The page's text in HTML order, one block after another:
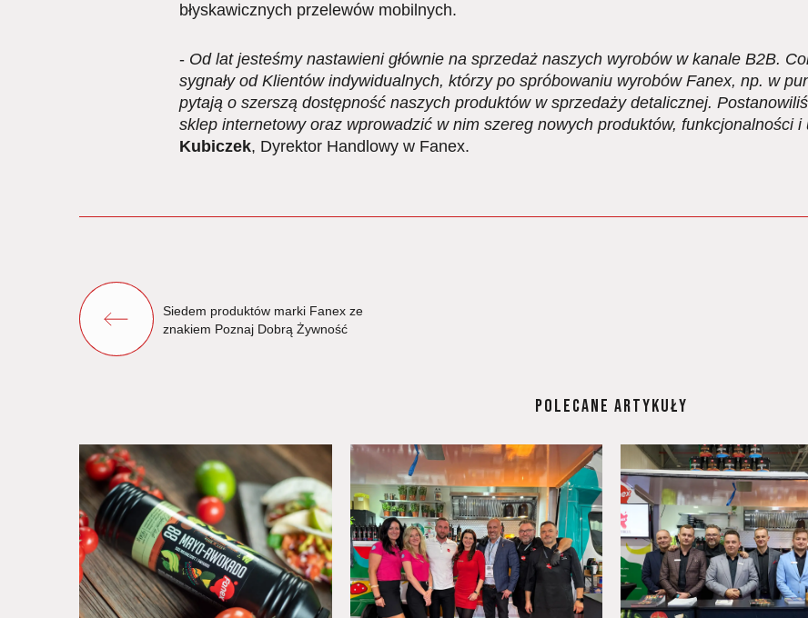
błyskawicznych przelewów mobilnych.
- Od lat jesteśmy nastawieni głównie na sprzedaż naszych wyrobów w kanale B2B.
sygnały od Klientów indywidualnych, którzy po spróbowaniu wyrobów Fanex, np. w
pytają o szerszą dostępność naszych produktów w sprzedaży detalicznej.
sklep internetowy oraz wprowadzić w nim szereg nowych produktów, funkcjonalności i
Kubiczek, Dyrektor Handlowy w Fanex.
Siedem produktów marki Fanex ze
znakiem Poznaj Dobrą Żywność
POLECANE ARTYKUŁY